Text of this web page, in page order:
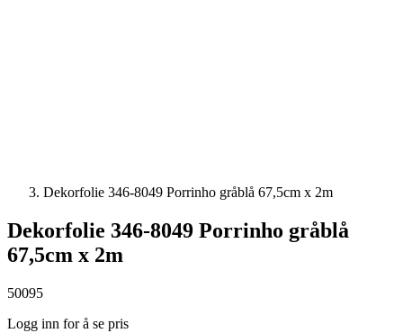
Dekorfolie 346-8049 Porrinho gråblå 67,5cm x 2m
Dekorfolie 346-8049 Porrinho gråblå
67,5cm x 2m
50095
Logg inn for å se pris